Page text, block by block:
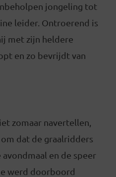
jongeling tot
leider. Ontroerend is
met zijn heldere
en zo bevrijdt van
zomaar navertellen,
dat de graalridders
en de speer
werd doorboord